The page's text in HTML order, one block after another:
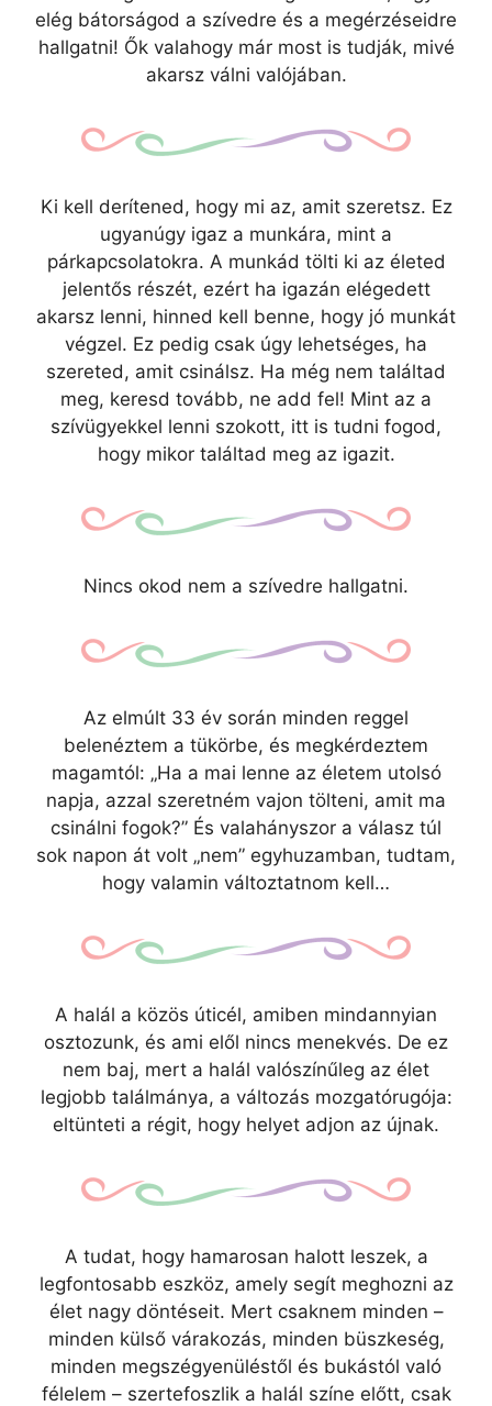
elég bátorságod a szívedre és a megérzéseidre
hallgatni! Ők valahogy már most is tudják, mivé
akarsz válni valójában.
Ki kell derítened, hogy mi az, amit szeretsz. Ez
ugyanúgy igaz a munkára, mint a
párkapcsolatokra. A munkád tölti ki az életed
jelentős részét, ezért ha igazán elégedett
akarsz lenni, hinned kell benne, hogy jó munkát
végzel. Ez pedig csak úgy lehetséges, ha
szereted, amit csinálsz. Ha még nem találtad
meg, keresd tovább, ne add fel! Mint az a
szívügyekkel lenni szokott, itt is tudni fogod,
hogy mikor találtad meg az igazit.
Nincs okod nem a szívedre hallgatni.
Az elmúlt 33 év során minden reggel
belenéztem a tükörbe, és megkérdeztem
magamtól: „Ha a mai lenne az életem utolsó
napja, azzal szeretném vajon tölteni, amit ma
csinálni fogok?” És valahányszor a válasz túl
sok napon át volt „nem” egyhuzamban, tudtam,
hogy valamin változtatnom kell…
A halál a közös úticél, amiben mindannyian
osztozunk, és ami elől nincs menekvés. De ez
nem baj, mert a halál valószínűleg az élet
legjobb találmánya, a változás mozgatórugója:
eltünteti a régit, hogy helyet adjon az újnak.
A tudat, hogy hamarosan halott leszek, a
legfontosabb eszköz, amely segít meghozni az
élet nagy döntéseit. Mert csaknem minden –
minden külső várakozás, minden büszkeség,
minden megszégyenüléstől és bukástól való
félelem – szertefoszlik a halál színe előtt, csak